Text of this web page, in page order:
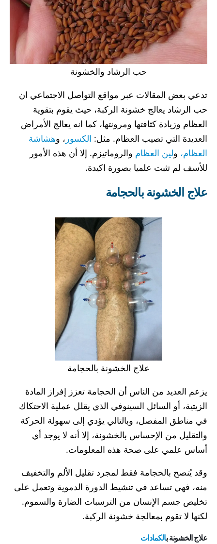
حب الرشاد والخشونة
تدعي بعض المقالات عبر مواقع التواصل الاجتماعي ان
حب الرشاد يعالج خشونة الركبة، حيث يقوم بتقوية
العظام وزيادة كثافتها ومرونتها، كما انه يعالج الأمراض
العديدة التي تصيب العظام. مثل: الكسور ، وهشاشة
العظام، ولين العظام والروماتيزم. إلا أن هذه الأمور
للأسف لم تثبت علميا بصورة اكيدة.
علاج الخشونة بالحجامة
علاج الخشونة بالحجامة
يزعم العديد من الناس أن الحجامة تعزز إفراز المادة
الزيتية، أو السائل السينوفي الذي يقلل عملية الاحتكاك
في مناطق المفصل، وبالتالي يؤدي إلى سهولة الحركة
والتقليل من الإحساس بالخشونة، إلا أنه لا يوجد أي
أساس علمي على صحة هذه المعلومات.
وقد يُنصح بالحجامة فقط لمجرد تقليل الألم والتخفيف
منه، فهي تساعد في تنشيط الدورة الدموية وتعمل على
تخليص جسم الإنسان من الترسبات الضارة والسموم.
لكنها لا تقوم بمعالجة خشونة الركبة.
علاج الخشونة بالكمادات